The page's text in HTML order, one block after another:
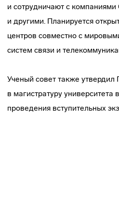
и сотрудничают с
и другими. Планируется
центров совместно с
систем связи и
Ученый совет также
в магистратуру университета
проведения вступительных